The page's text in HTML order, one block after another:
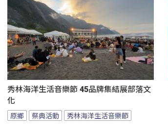
秀林海洋生活音樂節 45品牌集結展部落文
化
原鄉 祭典活動 秀林海洋生活音樂節